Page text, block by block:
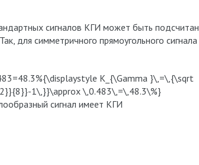
сигналов КГИ может быть подсчитан
для симметричного прямоугольного сигнала
K_{\Gamma }\,=\,{\sqrt
1\,}}\approx \,0.483\,=\,48.3\%}
сигнал имеет КГИ